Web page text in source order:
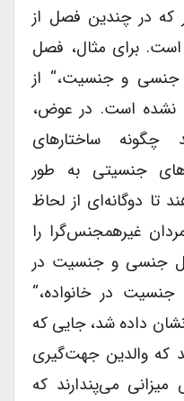
در چندین فصل از
برای مثال، فصل
جنسی و جنسیت،“ از
است. در عوض،
ساختارهای
جنسیتی به طور
دوگانه‌ای از لحاظ
غیرهمجنس‌گرا را
جنسی و جنسیت در
در خانواده،“
نشان داده شد، جایی که
که والدین جهت‌گیری
می‌پندارند که